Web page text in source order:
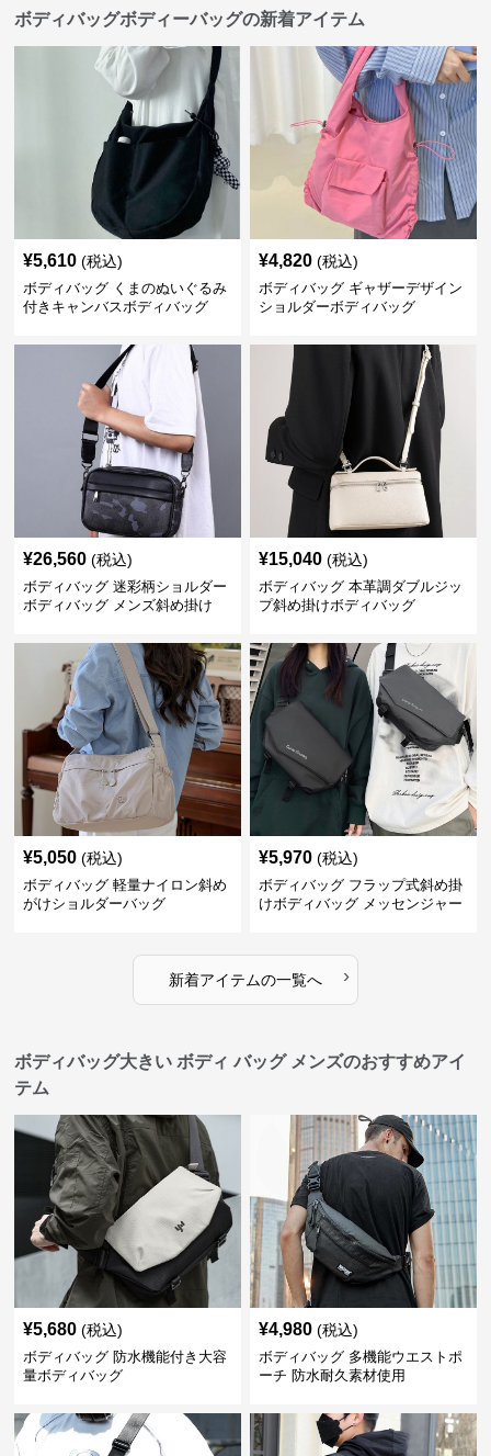
ボディバッグボディーバッグの新着アイテム
¥5,610 (税込)
ボディバッグ くまのぬいぐるみ
付きキャンバスボディバッグ
¥4,820 (税込)
ボディバッグ ギャザーデザイン
ショルダーボディバッグ
¥26,560 (税込)
ボディバッグ 迷彩柄ショルダー
ボディバッグ メンズ斜め掛け
¥15,040 (税込)
ボディバッグ 本革調ダブルジッ
プ斜め掛けボディバッグ
¥5,050 (税込)
ボディバッグ 軽量ナイロン斜め
がけショルダーバッグ
¥5,970 (税込)
ボディバッグ フラップ式斜め掛
けボディバッグ メッセンジャー
新着アイテムの一覧へ ›
ボディバッグ大きい ボディ バッグ メンズのおすすめアイ
テム
¥5,680 (税込)
ボディバッグ 防水機能付き大容
量ボディバッグ
¥4,980 (税込)
ボディバッグ 多機能ウエストポ
ーチ 防水耐久素材使用